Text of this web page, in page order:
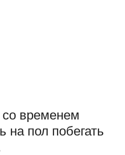
со временем
на пол побегать